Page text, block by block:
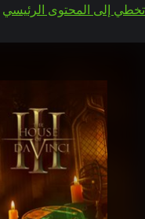
تخطي إلى المحتوى الرئيسي